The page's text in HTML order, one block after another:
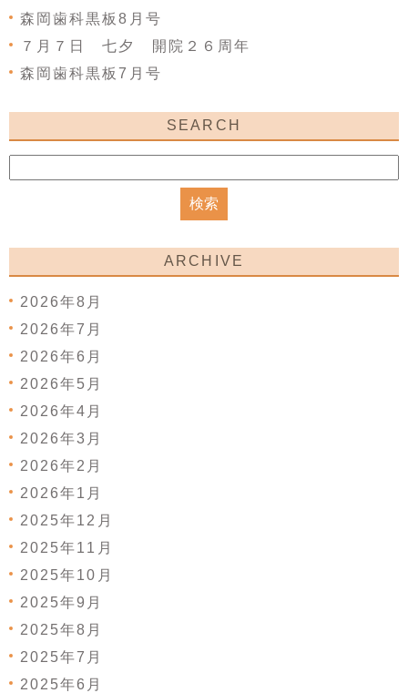
森岡歯科黒板8月号
７月７日 七夕 開院２６周年
森岡歯科黒板7月号
SEARCH
ARCHIVE
2026年8月
2026年7月
2026年6月
2026年5月
2026年4月
2026年3月
2026年2月
2026年1月
2025年12月
2025年11月
2025年10月
2025年9月
2025年8月
2025年7月
2025年6月